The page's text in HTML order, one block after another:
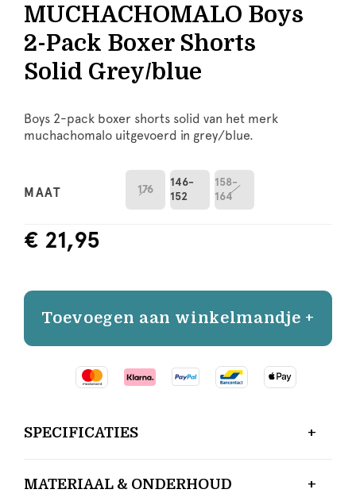
MUCHACHOMALO Boys
2-Pack Boxer Shorts
Solid Grey/blue
Boys 2-pack boxer shorts solid van het merk
muchachomalo uitgevoerd in grey/blue.
MAAT 176
146-
152
158-
164
€ 21,95
Toevoegen aan winkelmandje +
SPECIFICATIES
MATERIAAL & ONDERHOUD